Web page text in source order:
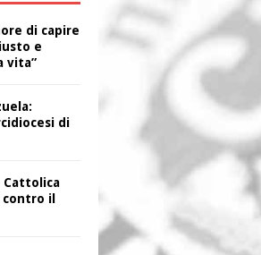
di capire
e
vita”
di
Cattolica
il